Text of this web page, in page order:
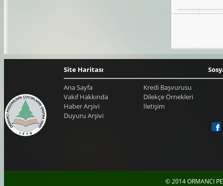
Site Haritası
Ana Sayfa
Vakıf Hakkında
Haber Arşivi
Duyuru Arşivi
Kredi Başvurusu
Dilekçe Örnekleri
İletişim
© 2014 ORMANCI